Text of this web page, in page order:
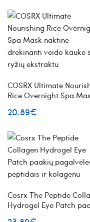
COSRX Ultimate
Rice Overnight Spa
kaukė su ryžių ekstraktu
20.89€
Cosrx The Peptide
Hydrogel Eye Patch